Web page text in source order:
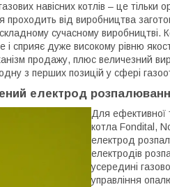
навісних котлів – це
від виробництва
сучасному виробництві.
сприяє дуже високому рівню
продажу, плюс величезний
з перших позицій у сфері
електрод
Для ефективної
котла Fondital ,
електрод
електродів
усередині
управління